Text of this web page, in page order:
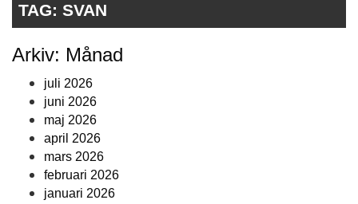
TAG: SVAN
Arkiv: Månad
juli 2026
juni 2026
maj 2026
april 2026
mars 2026
februari 2026
januari 2026